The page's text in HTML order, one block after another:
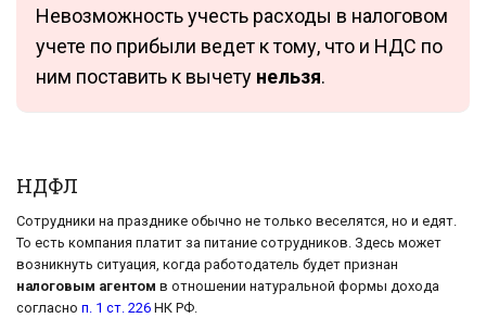
Невозможность учесть расходы в налоговом
учете по прибыли ведет к тому, что и НДС по
ним поставить к вычету нельзя.
НДФЛ
Сотрудники на празднике обычно не только веселятся, но и едят.
То есть компания платит за питание сотрудников. Здесь может
возникнуть ситуация, когда работодатель будет признан
налоговым агентом в отношении натуральной формы дохода
согласно п. 1 ст. 226 НК РФ.